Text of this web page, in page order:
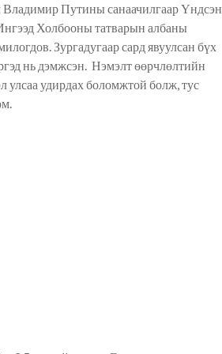
Владимир Путины санаачилгаар Үндсэн
Холбооны татварын албаны
Зургадугаар сард явуулсан бүх
нь дэмжсэн. Нэмэлт өөрчлөлтийн
улсаа удирдах боломжтой болж, тус